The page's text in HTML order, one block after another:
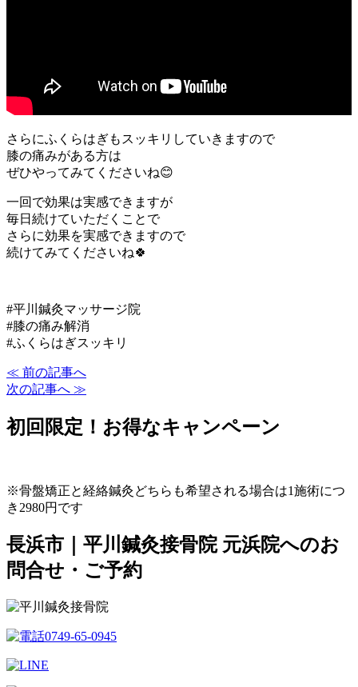
さらにふくらはぎもスッキリしていきますので
膝の痛みがある方は
ぜひやってみてくださいね😊
一回で効果は実感できますが
毎日続けていただくことで
さらに効果を実感できますので
続けてみてくださいね🍀
#平川鍼灸マッサージ院
#膝の痛み解消
#ふくらはぎスッキリ
≪ 前の記事へ
次の記事へ ≫
初回限定！お得なキャンペーン
※骨盤矯正と経絡鍼灸どちらも希望される場合は1施術につ
き2980円です
長浜市｜平川鍼灸接骨院 元浜院へのお
問合せ・ご予約